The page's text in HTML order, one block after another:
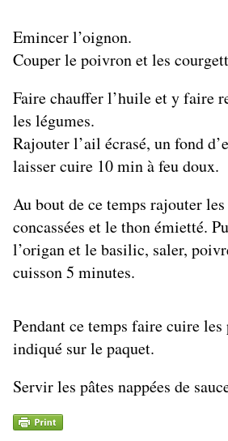
Emincer l’oignon.
Couper le poivron et les
Faire chauffer l’huile et y faire
les légumes.
Rajouter l’ail écrasé, un fond
laisser cuire 10 min à feu doux.
Au bout de ce temps rajouter
concassées et le thon émietté.
l’origan et le basilic, saler,
cuisson 5 minutes.
Pendant ce temps faire cuire les
indiqué sur le paquet.
Servir les pâtes nappées de